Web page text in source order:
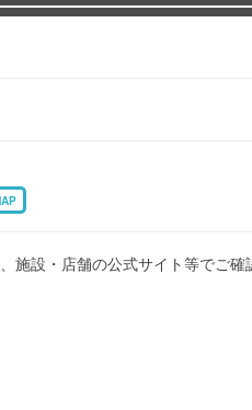
設・店舗の公式サイト等でご確